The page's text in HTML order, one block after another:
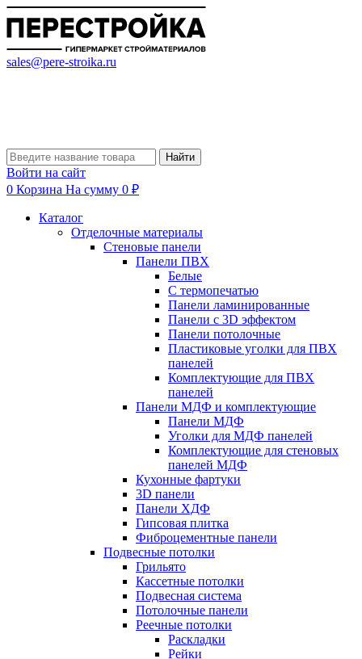
sales@pere-stroika.ru
Найти
Войти на сайт
0 Корзина На сумму 0 ₽
Каталог
Отделочные материалы
Стеновые панели
Панели ПВХ
Белые
С термопечатью
Панели ламинированные
Панели с 3D эффектом
Панели потолочные
Пластиковые уголки для ПВХ
панелей
Комплектующие для ПВХ
панелей
Панели МДФ и комплектующие
Панели МДФ
Уголки для МДФ панелей
Комплектующие для стеновых
панелей МДФ
Кухонные фартуки
3D панели
Панели ХДФ
Гипсовая плитка
Фиброцементные панели
Подвесные потолки
Грильято
Кассетные потолки
Подвесная система
Потолочные панели
Реечные потолки
Раскладки
Рейки